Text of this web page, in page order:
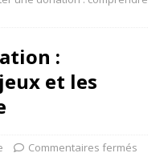
:
et les
Commentaires fermés